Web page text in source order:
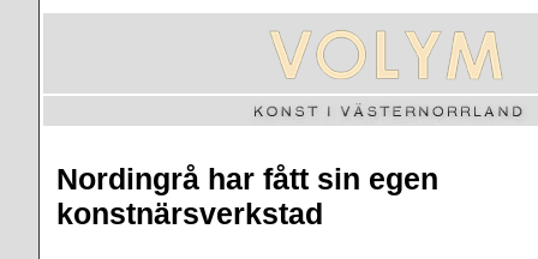
Nordingrå har fått sin egen
konstnärsverkstad